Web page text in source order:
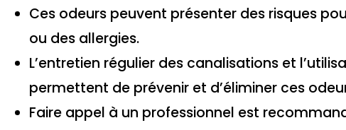
Ces odeurs peuvent présenter des risques
ou des allergies.
L’entretien régulier des canalisations et
permettent de prévenir et d’éliminer ces
Faire appel à un professionnel est